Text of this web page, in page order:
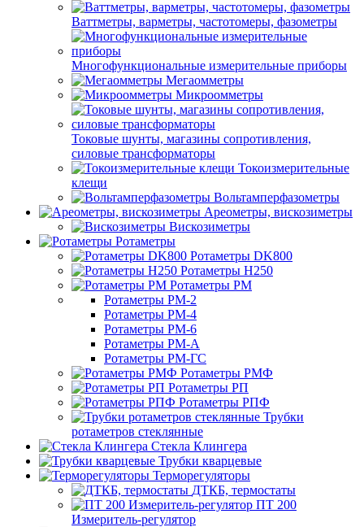
Ваттметры, варметры, частотомеры, фазометры
Многофункциональные измерительные приборы
Мегаомметры
Микроомметры
Токовые шунты, магазины сопротивления,
силовые трансформаторы
Токоизмерительные
клещи
Вольтамперфазометры
Ареометры, вискозиметры
Вискозиметры
Ротаметры
Ротаметры DK800
Ротаметры H250
Ротаметры РМ
Ротаметры РМ-2
Ротаметры РМ-4
Ротаметры РМ-6
Ротаметры РМ-А
Ротаметры РМ-ГС
Ротаметры РМФ
Ротаметры РП
Ротаметры РПФ
Трубки
ротаметров стеклянные
Стекла Клингера
Трубки кварцевые
Терморегуляторы
ДТКБ, термостаты
ПТ 200
Измеритель-регулятор